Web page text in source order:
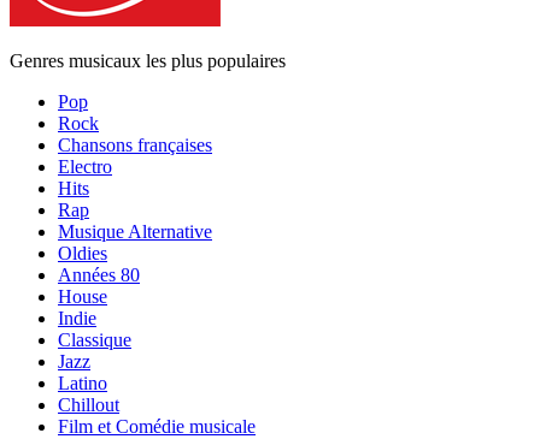
Genres musicaux les plus populaires
Pop
Rock
Chansons françaises
Electro
Hits
Rap
Musique Alternative
Oldies
Années 80
House
Indie
Classique
Jazz
Latino
Chillout
Film et Comédie musicale